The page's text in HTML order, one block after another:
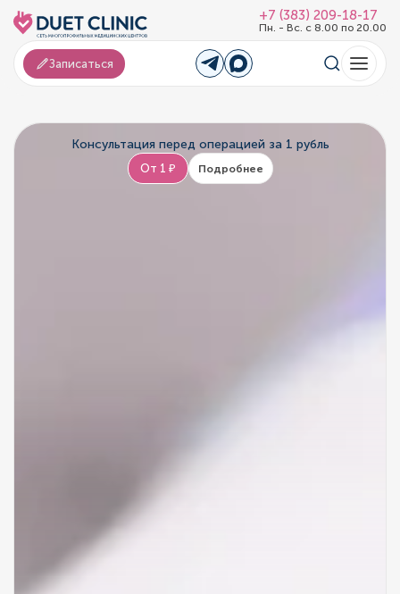
+7 (383) 209-18-17
Пн. - Вс. с 8.00 по 20.00
Записаться
Консультация перед операцией за 1 рубль
От 1 ₽ Подробнее